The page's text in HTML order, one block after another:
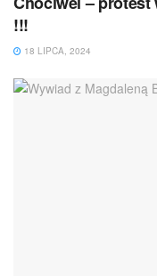
!!!
18 LIPCA, 2024